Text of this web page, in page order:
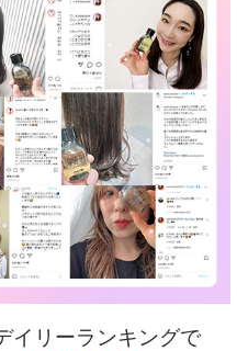
イリーランキングで